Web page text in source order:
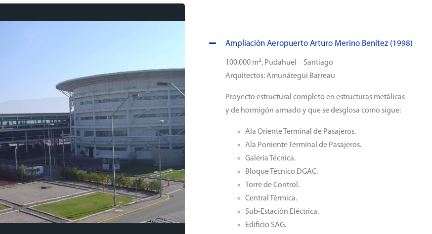
Ampliación Aeropuerto Arturo Merino Benítez (1998)
100.000 m2, Pudahuel – Santiago
Arquitectos: Amunátegui Barreau
Proyecto estructural completo en estructuras metálicas
y de hormigón armado y que se desglosa como sigue:
Ala Oriente Terminal de Pasajeros.
Ala Poniente Terminal de Pasajeros.
Galería Técnica.
Bloque Técnico DGAC.
Torre de Control.
Central Térmica.
Sub-Estación Eléctrica.
Edificio SAG.